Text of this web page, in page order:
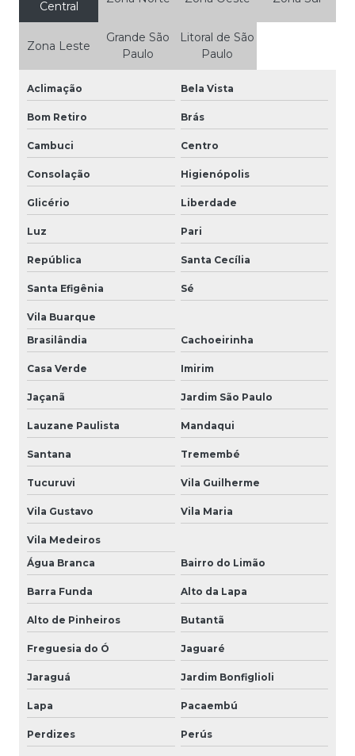
Central
Zona Leste
Grande São
Paulo
Litoral de São
Paulo
Aclimação Bela Vista
Bom Retiro Brás
Cambuci Centro
Consolação Higienópolis
Glicério Liberdade
Luz Pari
República Santa Cecília
Santa Efigênia Sé
Vila Buarque
Brasilândia
Cachoeirinha
Casa Verde Imirim
Jaçanã Jardim São Paulo
Lauzane Paulista Mandaqui
Santana Tremembé
Tucuruvi Vila Guilherme
Vila Gustavo Vila Maria
Vila Medeiros
Água Branca
Bairro do Limão
Barra Funda Alto da Lapa
Alto de Pinheiros Butantã
Freguesia do Ó Jaguaré
Jaraguá Jardim Bonfiglioli
Lapa Pacaembú
Perdizes Perús